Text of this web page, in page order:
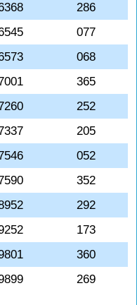
286
077
068
365
252
205
052
352
292
173
360
269